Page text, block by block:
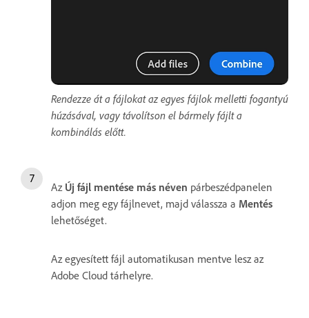
Rendezze át a fájlokat az egyes fájlok melletti fogantyú
húzásával, vagy távolítson el bármely fájlt a
kombinálás előtt.
Az Új fájl mentése más néven párbeszédpanelen
adjon meg egy fájlnevet, majd válassza a Mentés
lehetőséget.
Az egyesített fájl automatikusan mentve lesz az
Adobe Cloud tárhelyre.